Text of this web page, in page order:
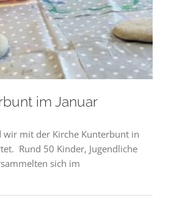
im Januar
wir mit der Kirche Kunterbunt in
Rund 50 Kinder, Jugendliche
sich im